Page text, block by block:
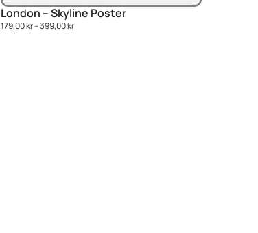
London – Skyline Poster
179,00kr–399,00kr